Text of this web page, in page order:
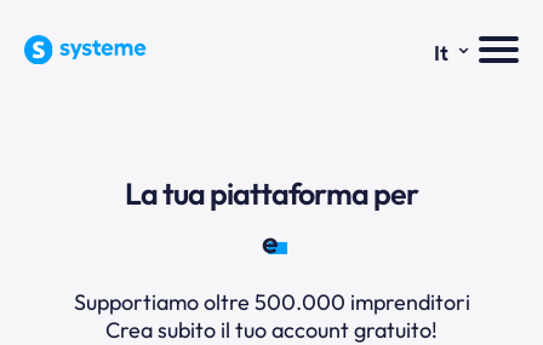
It ⌄
La tua piattaforma per
ema
Supportiamo oltre 500.000 imprenditori
Crea subito il tuo account gratuito!